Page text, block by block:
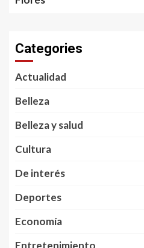
Categories
Actualidad
Belleza
Belleza y salud
Cultura
De interés
Deportes
Economía
Entretenimiento